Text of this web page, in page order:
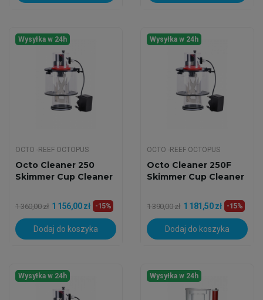
Wysyłka w 24h
OCTO -REEF OCTOPUS
Octo Cleaner 250
Skimmer Cup Cleaner
1 360,00 zł 1 156,00 zł -15%
Dodaj do koszyka
Wysyłka w 24h
OCTO -REEF OCTOPUS
Octo Cleaner 250F
Skimmer Cup Cleaner
1 390,00 zł 1 181,50 zł -15%
Dodaj do koszyka
Wysyłka w 24h Wysyłka w 24h